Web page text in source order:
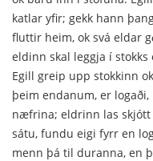
katlar yfir; gekk hann
fluttir heim, ok svá eldar
eldinn skal leggja í
Egill greip upp stokkinn
þeim endanum, er
næfrina; eldrinn las skjótt
sátu, fundu eigi fyrr en
menn þá til duranna, en